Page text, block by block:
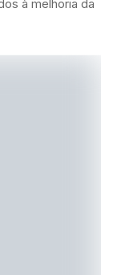
à melhoria da